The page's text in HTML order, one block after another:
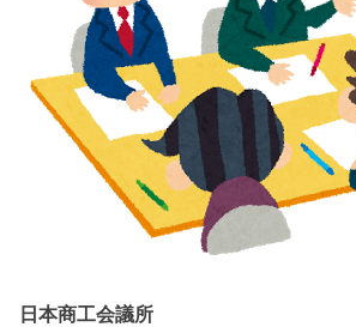
日本商工会議所